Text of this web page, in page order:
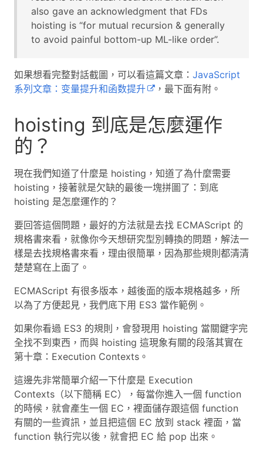
also gave an acknowledgment that FDs
hoisting is “for mutual recursion & generally
to avoid painful bottom-up ML-like order”.
如果想看完整對話截圖，可以看這篇文章： JavaScript
系列文章：变量提升和函数提升
，最下面有附。
hoisting 到底是怎麼運作
的？
現在我們知道了什麼是 hoisting，知道了為什麼需要
hoisting，接著就是欠缺的最後一塊拼圖了：到底
hoisting 是怎麼運作的？
要回答這個問題，最好的方法就是去找 ECMAScript 的
規格書來看，就像你今天想研究型別轉換的問題，解法一
樣是去找規格書來看，理由很簡單，因為那些規則都清清
楚楚寫在上面了。
ECMAScript 有很多版本，越後面的版本規格越多，所
以為了方便起見，我們底下用 ES3 當作範例。
如果你看過 ES3 的規則，會發現用 hoisting 當關鍵字完
全找不到東西，而與 hoisting 這現象有關的段落其實在
第十章：Execution Contexts。
這邊先非常簡單介紹一下什麼是 Execution
Contexts（以下簡稱 EC），每當你進入一個 function
的時候，就會產生一個 EC，裡面儲存跟這個 function
有關的一些資訊，並且把這個 EC 放到 stack 裡面，當
function 執行完以後，就會把 EC 給 pop 出來。